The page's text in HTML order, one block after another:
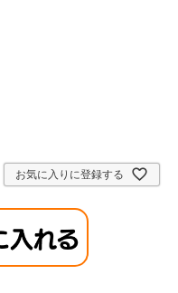
お気に入りに登録する